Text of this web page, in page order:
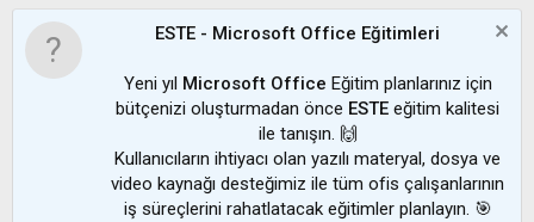
ESTE - Microsoft Office Eğitimleri
Yeni yıl Microsoft Office Eğitim planlarınız için
bütçenizi oluşturmadan önce ESTE eğitim kalitesi
ile tanışın. 🙌
Kullanıcıların ihtiyacı olan yazılı materyal, dosya ve
video kaynağı desteğimiz ile tüm ofis çalışanlarının
iş süreçlerini rahatlatacak eğitimler planlayın. 🎯